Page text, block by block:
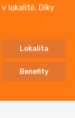
lokalitě. Díky
Lokalita
Benefity